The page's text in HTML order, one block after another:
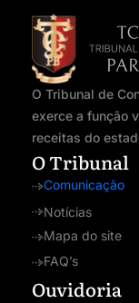
O Tribunal de
exerce a função
receitas do
O Tribunal
Comunicação
Notícias
Mapa do site
FAQ’s
Ouvidoria